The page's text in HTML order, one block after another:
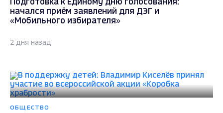
Подготовка к Единому дню голосования:
начался приём заявлений для ДЭГ и
«Мобильного избирателя»
2 дня назад
ОБЩЕСТВО